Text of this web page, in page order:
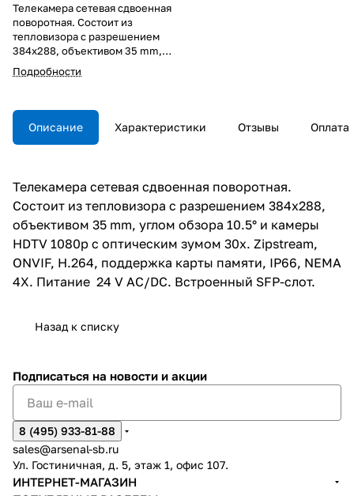
Телекамера сетевая сдвоенная
поворотная. Состоит из
тепловизора с разрешением
384x288, объективом 35 mm,
углом обзора 10.5° и камеры
HDTV 1080p с оптическим
H.264, поддержка карты
памяти, IP66, NEMA 4X. Питание
24 V AC/DC. Встроенный SFP-
Подробности
Описание Характеристики Отзывы Оплата
Телекамера сетевая сдвоенная поворотная.
Состоит из тепловизора с разрешением 384x288,
объективом 35 mm, углом обзора 10.5° и камеры
HDTV 1080p с оптическим зумом 30x. Zipstream,
ONVIF, H.264, поддержка карты памяти, IP66, NEMA
4X. Питание 24 V AC/DC. Встроенный SFP-слот.
Назад к списку
Подписаться на новости и акции
8 (495) 933-81-88
sales@arsenal-sb.ru
Ул. Гостиничная, д. 5, этаж 1, офис 107.
ИНТЕРНЕТ-МАГАЗИН